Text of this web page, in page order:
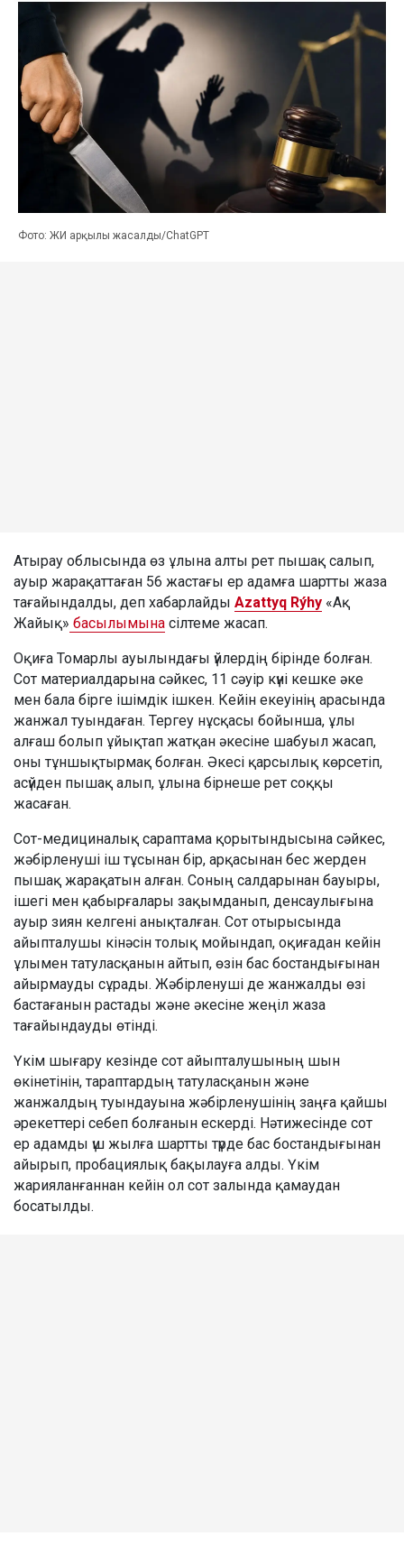
Фото: ЖИ арқылы жасалды/ChatGPT
Атырау облысында өз ұлына алты рет пышақ салып,
ауыр жарақаттаған 56 жастағы ер адамға шартты жаза
тағайындалды, деп хабарлайды Azattyq Rýhy «Ақ
Жайық» басылымына сілтеме жасап.
Оқиға Томарлы ауылындағы үйлердің бірінде болған.
Сот материалдарына сәйкес, 11 сәуір күні кешке әке
мен бала бірге ішімдік ішкен. Кейін екеуінің арасында
жанжал туындаған. Тергеу нұсқасы бойынша, ұлы
алғаш болып ұйықтап жатқан әкесіне шабуыл жасап,
оны тұншықтырмақ болған. Әкесі қарсылық көрсетіп,
асүйден пышақ алып, ұлына бірнеше рет соққы
жасаған.
Сот-медициналық сараптама қорытындысына сәйкес,
жәбірленуші іш тұсынан бір, арқасынан бес жерден
пышақ жарақатын алған. Соның салдарынан бауыры,
ішегі мен қабырғалары зақымданып, денсаулығына
ауыр зиян келгені анықталған. Сот отырысында
айыпталушы кінәсін толық мойындап, оқиғадан кейін
ұлымен татуласқанын айтып, өзін бас бостандығынан
айырмауды сұрады. Жәбірленуші де жанжалды өзі
бастағанын растады және әкесіне жеңіл жаза
тағайындауды өтінді.
Үкім шығару кезінде сот айыпталушының шын
өкінетінін, тараптардың татуласқанын және
жанжалдың туындауына жәбірленушінің заңға қайшы
әрекеттері себеп болғанын ескерді. Нәтижесінде сот
ер адамды үш жылға шартты түрде бас бостандығынан
айырып, пробациялық бақылауға алды. Үкім
жарияланғаннан кейін ол сот залында қамаудан
босатылды.